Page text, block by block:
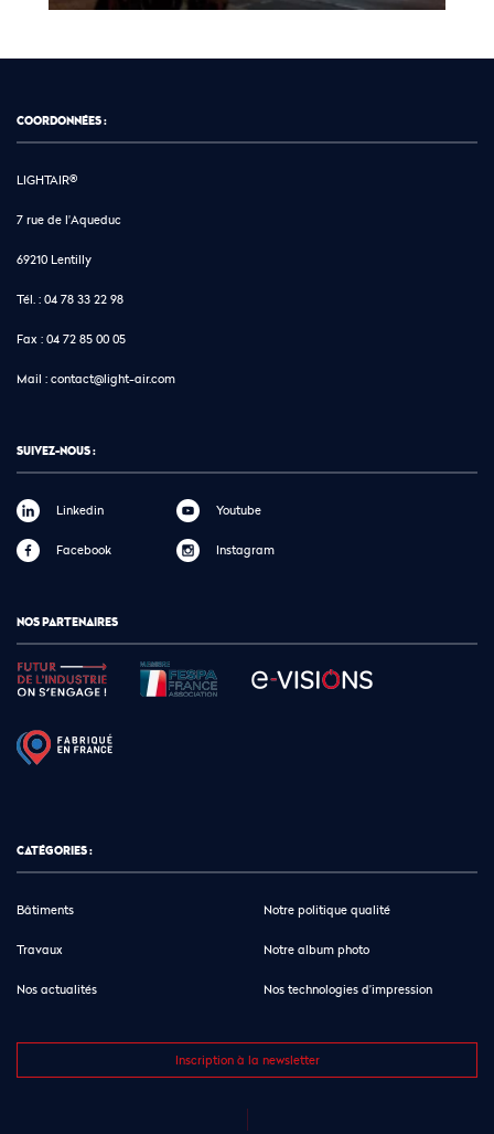
COORDONNÉES :
LIGHTAIR®
7 rue de l'Aqueduc
69210 Lentilly
Tél. : 04 78 33 22 98
Fax : 04 72 85 00 05
Mail : contact@light-air.com
SUIVEZ-NOUS :
Linkedin
Facebook
Youtube
Instagram
NOS PARTENAIRES
CATÉGORIES :
Bâtiments
Travaux
Nos actualités
Notre politique qualité
Notre album photo
Nos technologies d’impression
Inscription à la newsletter